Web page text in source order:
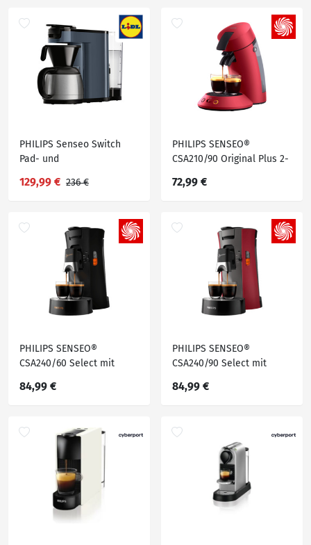
PHILIPS Senseo Switch
Pad- und
»Switch HD7891/74«, 2-in-
129,99 € 236 €
PHILIPS SENSEO®
CSA210/90 Original Plus 2-
oder starker Kaffee, 0.7L
72,99 €
PHILIPS SENSEO®
CSA240/60 Select mit
Memo-Funktion, 0.9L
84,99 €
PHILIPS SENSEO®
CSA240/90 Select mit
Memo-Funktion, 0.9L
84,99 €